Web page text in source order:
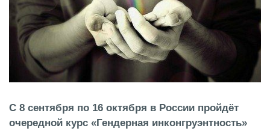
С 8 сентября по 16 октября в России пройдёт
очередной курс «Гендерная инконгруэнтность»